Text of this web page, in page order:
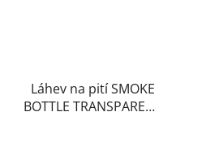
Láhev na pití SMOKE
BOTTLE TRANSPARENT